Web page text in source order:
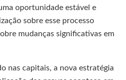
oportunidade estável e
sobre esse processo
mudanças significativas em
nas capitais, a nova estratégia